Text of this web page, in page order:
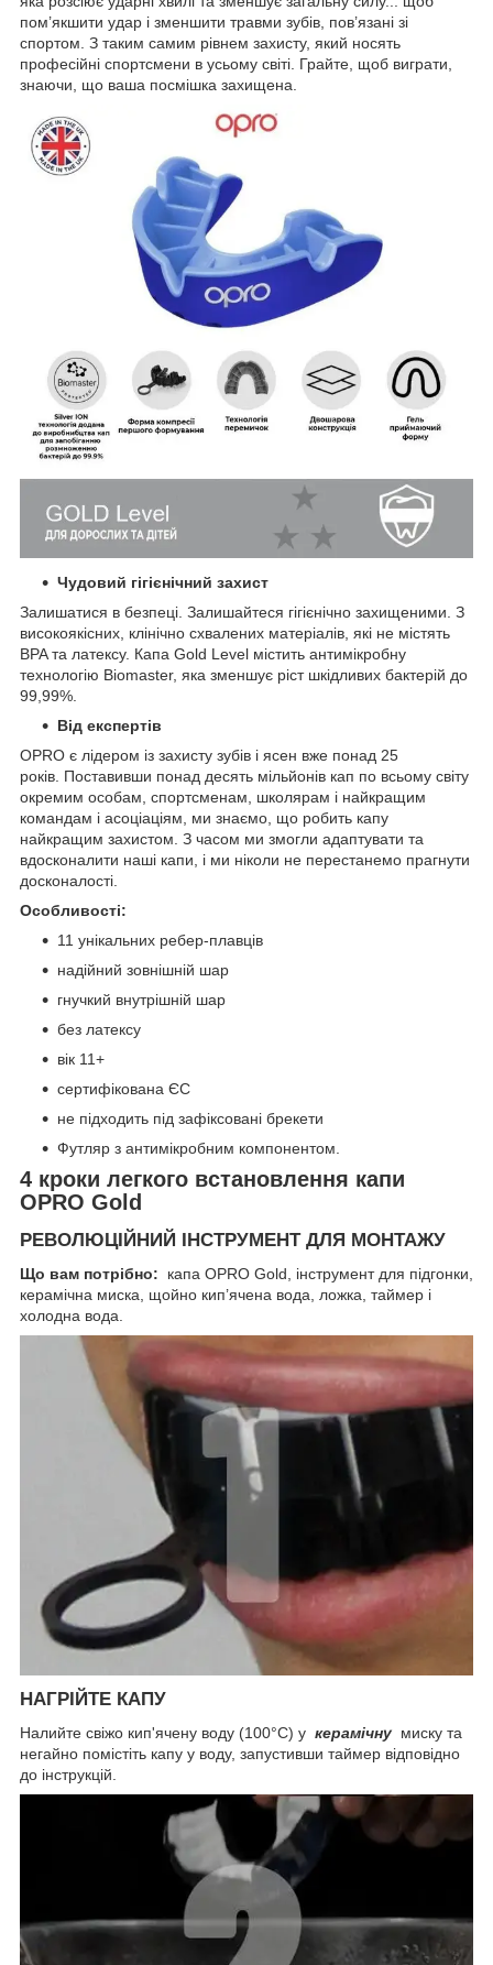
пом’якшити удар і зменшити травми зубів, пов’язані зі
спортом. З таким самим рівнем захисту, який носять
професійні спортсмени в усьому світі. Грайте, щоб виграти,
знаючи, що ваша посмішка захищена.
Чудовий гігієнічний захист
Залишатися в безпеці. Залишайтеся гігієнічно захищеними. З
високоякісних, клінічно схвалених матеріалів, які не містять
BPA та латексу. Капа Gold Level містить антимікробну
технологію Biomaster, яка зменшує ріст шкідливих бактерій до
99,99%.
Від експертів
OPRO є лідером із захисту зубів і ясен вже понад 25
років. Поставивши понад десять мільйонів кап по всьому світу
окремим особам, спортсменам, школярам і найкращим
командам і асоціаціям, ми знаємо, що робить капу
найкращим захистом. З часом ми змогли адаптувати та
вдосконалити наші капи, і ми ніколи не перестанемо прагнути
досконалості.
Особливості:
11 унікальних ребер-плавців
надійний зовнішній шар
гнучкий внутрішній шар
без латексу
вік 11+
сертифікована ЄС
не підходить під зафіксовані брекети
Футляр з антимікробним компонентом.
4 кроки легкого встановлення капи
OPRO Gold
РЕВОЛЮЦІЙНИЙ ІНСТРУМЕНТ ДЛЯ МОНТАЖУ
Що вам потрібно: капа OPRO Gold, інструмент для підгонки,
керамічна миска, щойно кип’ячена вода, ложка, таймер і
холодна вода.
НАГРІЙТЕ КАПУ
Налийте свіжо кип'ячену воду (100°C) у керамічну миску та
негайно помістіть капу у воду, запустивши таймер відповідно
до інструкцій.